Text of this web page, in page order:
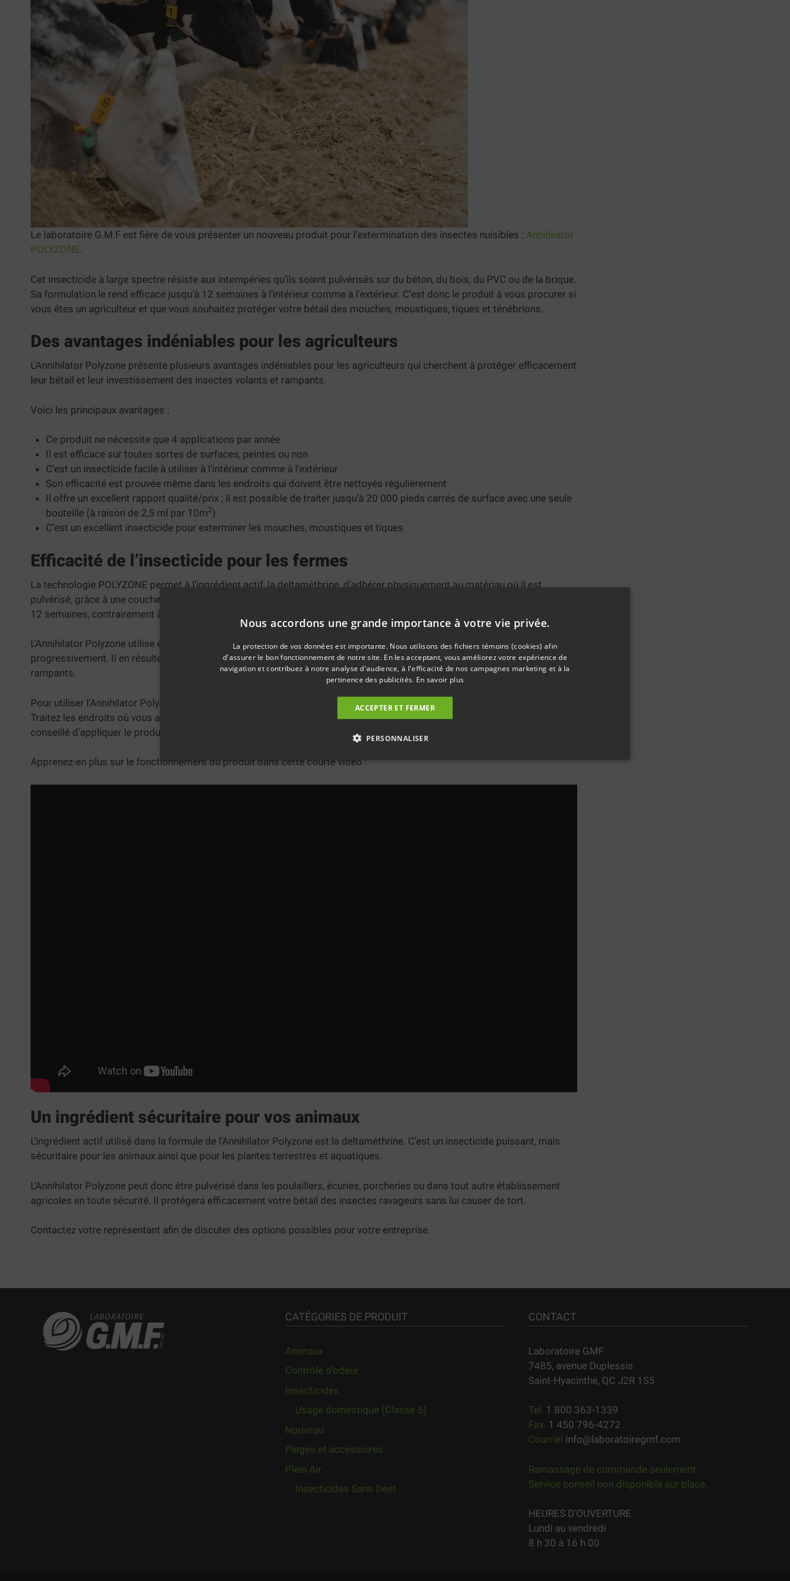
Le laboratoire G.M.F est fière de vous présenter un nouveau produit pour l’extermination des insectes nuisibles : Annihilator
POLYZONE.
Cet insecticide à large spectre résiste aux intempéries qu’ils soient pulvérisés sur du béton, du bois, du PVC ou de la brique.
Sa formulation le rend efficace jusqu’à 12 semaines à l’intérieur comme à l’extérieur. C’est donc le produit à vous procurer si
vous êtes un agriculteur et que vous souhaitez protéger votre bétail des mouches, moustiques, tiques et ténébrions.
Des avantages indéniables pour les agriculteurs
L’Annihilator Polyzone présente plusieurs avantages indéniables pour les agriculteurs qui cherchent à protéger efficacement
leur bétail et leur investissement des insectes volants et rampants.
Voici les principaux avantages :
Ce produit ne nécessite que 4 applications par année
Il est efficace sur toutes sortes de surfaces, peintes ou non
C’est un insecticide facile à utiliser à l’intérieur comme à l’extérieur
Son efficacité est prouvée même dans les endroits qui doivent être nettoyés régulièrement
Il offre un excellent rapport qualité/prix ; il est possible de traiter jusqu’à 20 000 pieds carrés de surface avec une seule
bouteille (à raison de 2,5 ml par 10m2)
C’est un excellent insecticide pour exterminer les mouches, moustiques et tiques
Efficacité de l’insecticide pour les fermes
La technologie POLYZONE permet à l’ingrédient actif, la deltaméthrine, d’adhérer physiquement au matériau où il est
pulvérisé, grâce à une couche de polymère. Ainsi, malgré la pluie, le vent et les lavages, l’insecticide restera efficace pendant
12 semaines, contrairement à d’autres produits qui disparaissent avec l’eau et qui perdent leur efficacité rapidement.
L’Annihilator Polyzone utilise également une technologie à dissipation létale lente afin que l’ingrédient actif soit libéré
progressivement. Il en résulte un minimum de pertes pour un maximum d’efficacité contre les insectes ravageurs volants et
rampants.
Pour utiliser l’Annihilator Polyzone, il suffit de diluer le produit et de le pulvériser sur les endroits ciblés tous les 3 mois.
Traitez les endroits où vous avez vu des insectes ou encore là où ils sont susceptibles de se cacher. À l’extérieur, il est
conseillé d’appliquer le produit de façon généralisée ou encore localisée, dans les crevasses, par exemple.
Apprenez-en plus sur le fonctionnement du produit dans cette courte vidéo :
Un ingrédient sécuritaire pour vos animaux
L’ingrédient actif utilisé dans la formule de l’Annihilator Polyzone est la deltaméthrine. C’est un insecticide puissant, mais
sécuritaire pour les animaux ainsi que pour les plantes terrestres et aquatiques.
L’Annihilator Polyzone peut donc être pulvérisé dans les poulaillers, écuries, porcheries ou dans tout autre établissement
agricoles en toute sécurité. Il protégera efficacement votre bétail des insectes ravageurs sans lui causer de tort.
Contactez votre représentant afin de discuter des options possibles pour votre entreprise.
CATÉGORIES DE PRODUIT
Animaux
Contrôle d'odeur
Insecticides
Usage domestique (Classe 5)
Nouveau
Pieges et accessoires
Plein Air
Insecticides Sans Deet
CONTACT
Laboratoire GMF
7485, avenue Duplessis
Saint-Hyacinthe, QC J2R 1S5
Tel. 1 800 363-1339
Fax. 1 450 796-4272
Courriel info@laboratoiregmf.com
Ramassage de commande seulement.
Service conseil non disponible sur place.
HEURES D'OUVERTURE
Lundi au vendredi
8 h 30 à 16 h 00
Nous accordons une grande importance à votre vie privée.
La protection de vos données est importante. Nous utilisons des fichiers témoins (cookies) afin
d'assurer le bon fonctionnement de notre site. En les acceptant, vous améliorez votre expérience de
navigation et contribuez à notre analyse d'audience, à l'efficacité de nos campagnes marketing et à la
pertinence des publicités. En savoir plus
ACCEPTER ET FERMER
PERSONNALISER